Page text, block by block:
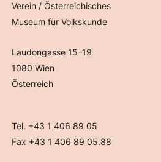
Verein / Österreichisches
Museum für Volkskunde
Laudongasse 15–19
1080 Wien
Österreich
Tel. +43 1 406 89 05
Fax +43 1 406 89 05.88